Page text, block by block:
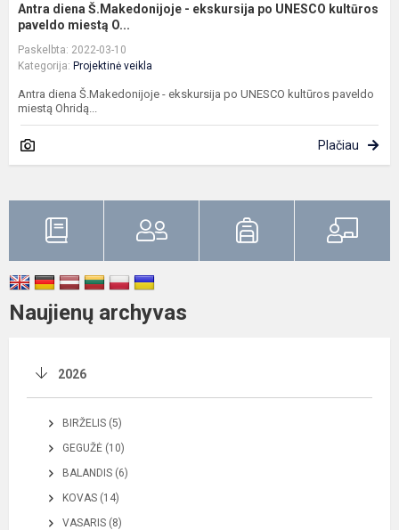
Antra diena Š.Makedonijoje - ekskursija po UNESCO kultūros
paveldo miestą O...
Paskelbta: 2022-03-10
Kategorija: Projektinė veikla
Antra diena Š.Makedonijoje - ekskursija po UNESCO kultūros paveldo
miestą Ohridą...
Plačiau
Naujienų archyvas
2026
BIRŽELIS (5)
GEGUŽĖ (10)
BALANDIS (6)
KOVAS (14)
VASARIS (8)